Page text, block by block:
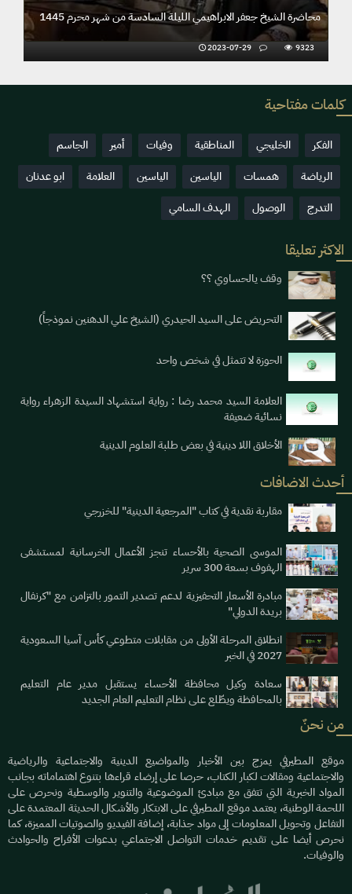
محاضرة الشيخ جعفر الابراهيمي الليلة السادسة من شهر
9323
محرم 1445ه
كلمات مفتاحية
الفكر الخليجي المناطقية وفيات أمير
الجاسم
الرياضة
همسات الياسين الياسين العلامة
ابو عدنان
التدرج
الوصول الهدف السامي
الاكثر تعليقا
وقف يالحساوي ؟؟
التحريض على السيد الحيدري (الشيخ علي الدهنين نموذجاً)
الحوزة لا تتمثل في شخص واحد
العلامة السيد محمد رضا : رواية استشهاد السيدة الزهراء رواية
نسائية ضعيفة
الأخلاق اللا دينية في بعض طلبة العلوم الدينية
أحدث الاضافات
مقاربة نقدية في كتاب "المرجعية الدينية" للخزرجي
الموسى الصحية بالأحساء تنجز الأعمال الخرسانية لمستشفى
الهفوف بسعة 300 سرير
مبادرة الأسعار التحفيزية لدعم تصدير التمور بالتزامن مع "كرنفال
بريدة الدولي"
انطلاق المرحلة الأولى من مقابلات متطوعي كأس آسيا السعودية
2027 في الخبر
سعادة وكيل محافظة الأحساء يستقبل مدير عام التعليم
بالمحافظة ويطّلع على نظام التعليم العام الجديد
من نحنٌ
موقع المطيرفي يمزج بين الأخبار والمواضيع الدينية والاجتماعية والرياضية
والاجتماعية ومقالات لكبار الكتاب، حرصا على إرضاء قراءها بتنوع اهتماماته بجانب
المواد الخبرية التي تتفق مع مبادئ الموضوعية والتنوير والوسطية ونحرص على
اللحمة الوطنية، يعتمد موقع المطيرفي على الابتكار والأشكال الحديثة المعتمدة على
التفاعل وتحويل المعلومات إلى مواد جذابة، إضافة الفيديو والصوتيات المميزة، كما
نحرص أيضا على تقديم خدمات التواصل الاجتماعي بدعوات الأفراح والحوادث
والوفيات.